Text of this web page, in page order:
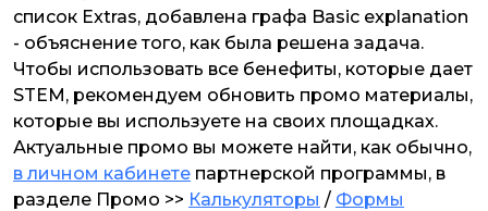
список Extras, добавлена графа Basic explanation
- объяснение того, как была решена задача.
Чтобы использовать все бенефиты, которые дает
STEM, рекомендуем обновить промо материалы,
которые вы используете на своих площадках.
Актуальные промо вы можете найти, как обычно,
в личном кабинете партнерской программы, в
разделе Промо >> Калькуляторы / Формы